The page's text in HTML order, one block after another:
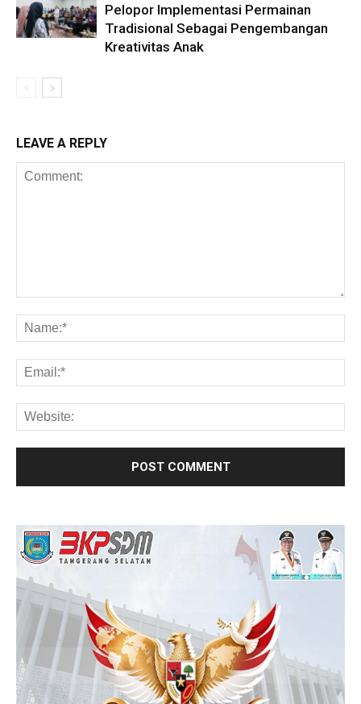
Pelopor Implementasi Permainan
Tradisional Sebagai Pengembangan
Kreativitas Anak
LEAVE A REPLY